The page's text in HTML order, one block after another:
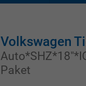
Volkswagen
Paket